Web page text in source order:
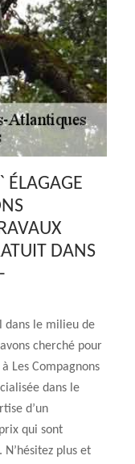
ÉLAGAGE
DANS
dans le milieu de
cherché pour
Les Compagnons
dans le
d’un
qui sont
plus et